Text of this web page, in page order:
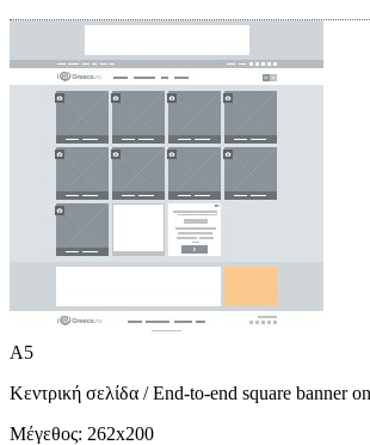
A5
Κεντρική σελίδα / End-to-end square banner
Μέγεθος: 262x200